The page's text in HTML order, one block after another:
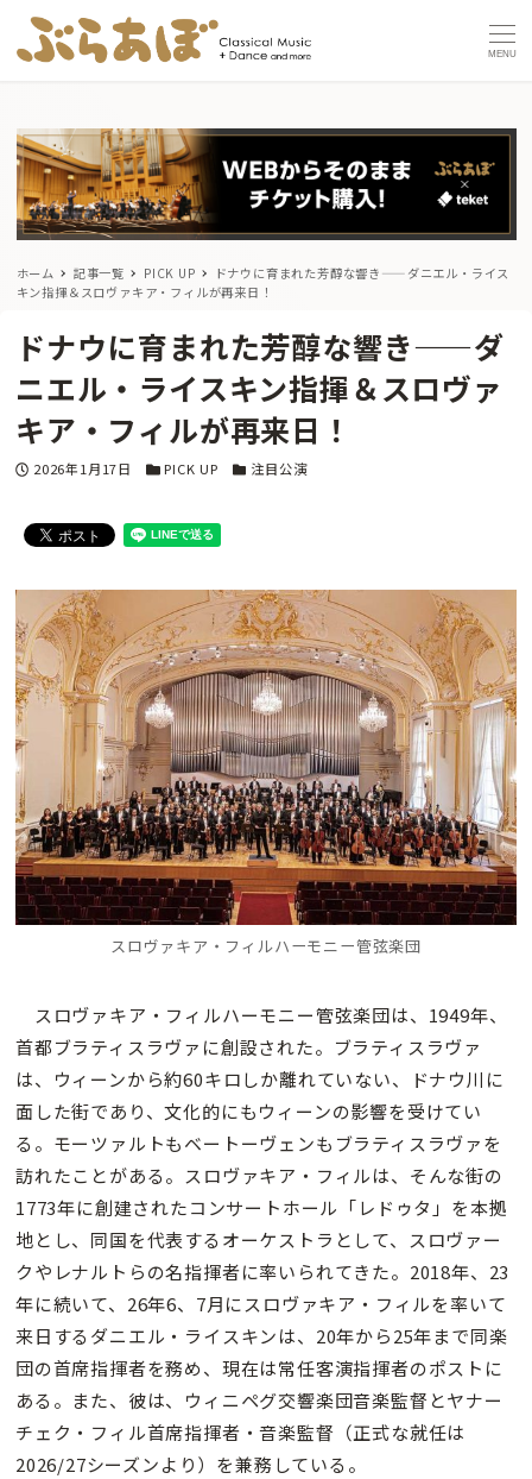
MENU
ホーム 記事一覧 PICK UP
ドナウに育まれた芳醇な響き——ダニエル・ライス
キン指揮＆スロヴァキア・フィルが再来日！
ドナウに育まれた芳醇な響き——ダ
ニエル・ライスキン指揮＆スロヴァ
キア・フィルが再来日！
投稿日
2026年1月17日 カテゴリー
PICK UP カテゴリー
注目公演
スロヴァキア・フィルハーモニー管弦楽団
スロヴァキア・フィルハーモニー管弦楽団は、1949年、
首都ブラティスラヴァに創設された。ブラティスラヴァ
は、ウィーンから約60キロしか離れていない、ドナウ川に
面した街であり、文化的にもウィーンの影響を受けてい
る。モーツァルトもベートーヴェンもブラティスラヴァを
訪れたことがある。スロヴァキア・フィルは、そんな街の
1773年に創建されたコンサートホール「レドゥタ」を本拠
地とし、同国を代表するオーケストラとして、スロヴァー
クやレナルトらの名指揮者に率いられてきた。2018年、23
年に続いて、26年6、7月にスロヴァキア・フィルを率いて
来日するダニエル・ライスキンは、20年から25年まで同楽
団の首席指揮者を務め、現在は常任客演指揮者のポストに
ある。また、彼は、ウィニペグ交響楽団音楽監督とヤナー
チェク・フィル首席指揮者・音楽監督（正式な就任は
2026/27シーズンより）を兼務している。